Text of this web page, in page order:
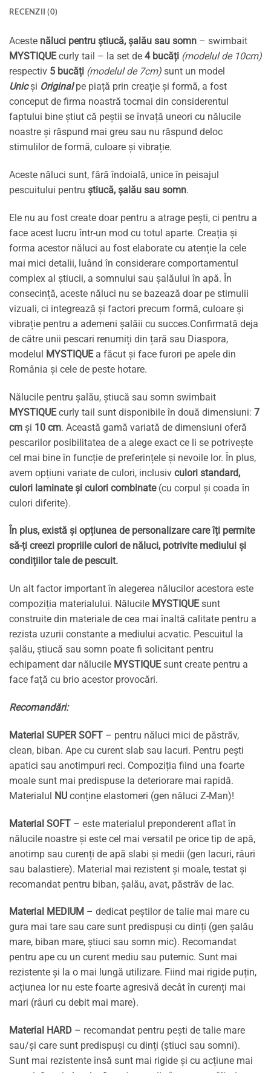
RECENZII (0)
Aceste năluci pentru știucă, șalău sau somn – swimbait
MYSTIQUEcurly tail – la set de 4 bucăți (modelul de 10cm)
respectiv 5 bucăți (modelul de 7cm) sunt un model
Unicși Originalpe piață prin creație și formă, a fost
conceput de firma noastră tocmai din considerentul
faptului bine știut că peștii se învață uneori cu nălucile
noastre și răspund mai greu sau nu răspund deloc
stimulilor de formă, culoare și vibrație.
Aceste năluci sunt, fără îndoială, unice în peisajul
pescuitului pentru știucă, șalău sau somn.
Ele nu au fost create doar pentru a atrage pești, ci pentru a
face acest lucru într-un mod cu totul aparte. Creația și
forma acestor năluci au fost elaborate cu atenție la cele
mai mici detalii, luând în considerare comportamentul
complex al știucii, a somnului sau șalăului în apă. În
consecință, aceste năluci nu se bazează doar pe stimulii
vizuali, ci integrează și factori precum formă, culoare și
vibrație pentru a ademeni șalăii cu succes.Confirmată deja
de către unii pescari renumiți din țară sau Diaspora,
modelul MYSTIQUEa făcut și face furori pe apele din
România și cele de peste hotare.
Nălucile pentru șalău, știucă sau somn swimbait
MYSTIQUEcurly tail sunt disponibile în două dimensiuni: 7
cm și 10 cm. Această gamă variată de dimensiuni oferă
pescarilor posibilitatea de a alege exact ce li se potrivește
cel mai bine în funcție de preferințele și nevoile lor. În plus,
avem opțiuni variate de culori, inclusiv culori standard,
culori laminate și culori combinate(cu corpul și coada în
culori diferite).
În plus, există și opțiunea de personalizare care îți permite
să-ți creezi propriile culori de năluci, potrivite mediului și
condițiilor tale de pescuit.
Un alt factor important în alegerea nălucilor acestora este
compoziția materialului. Nălucile MYSTIQUEsunt
construite din materiale de cea mai înaltă calitate pentru a
rezista uzurii constante a mediului acvatic. Pescuitul la
șalău, știucă sau somn poate fi solicitant pentru
echipament dar nălucile MYSTIQUEsunt create pentru a
face față cu brio acestor provocări.
Recomandări:
Material SUPER SOFT – pentru năluci mici de păstrăv,
clean, biban. Ape cu curent slab sau lacuri. Pentru pești
apatici sau anotimpuri reci. Compoziția fiind una foarte
moale sunt mai predispuse la deteriorare mai rapidă.
Materialul NU conține elastomeri (gen năluci Z-Man)!
Material SOFT – este materialul preponderent aflat în
nălucile noastre și este cel mai versatil pe orice tip de apă,
anotimp sau curenți de apă slabi și medii (gen lacuri, râuri
sau balastiere). Material mai rezistent și moale, testat și
recomandat pentru biban, șalău, avat, păstrăv de lac.
Material MEDIUM – dedicat peștilor de talie mai mare cu
gura mai tare sau care sunt predispuși cu dinți (gen șalău
mare, biban mare, știuci sau somn mic). Recomandat
pentru ape cu un curent mediu sau puternic. Sunt mai
rezistente și la o mai lungă utilizare. Fiind mai rigide puțin,
acțiunea lor nu este foarte agresivă decât în curenți mai
mari (râuri cu debit mai mare).
Material HARD – recomandat pentru pești de talie mare
sau/și care sunt predispuși cu dinți (știuci sau somni).
Sunt mai rezistente însă sunt mai rigide și cu acțiune mai